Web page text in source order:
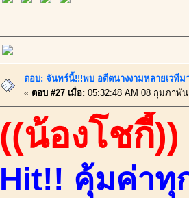
ตอบ: จันทร์นี้!!!พบ อดีตนางงามหลายเวที
« ตอบ #27 เมื่อ: 05:32:48 AM 08 กุมภาพั
((น้องโชกี้))
Hit!! คุ้มค่าทุ